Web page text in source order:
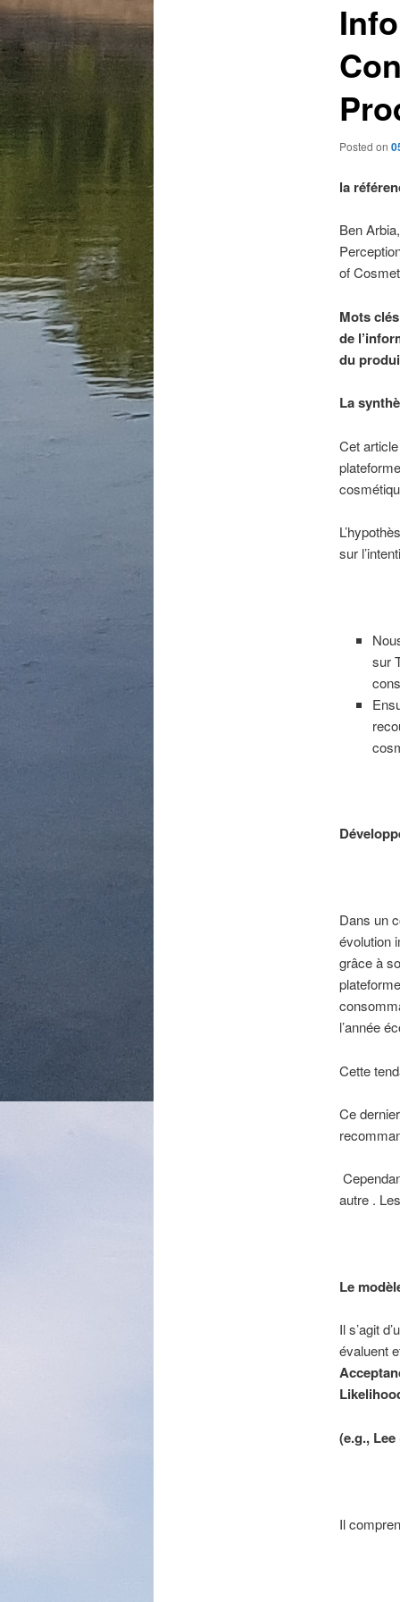
Posted on
la
Ben
of
Mots
de
du
La
Cet
sur
sur
Dans un
évolution
grâce à
l’année
Cette
Ce
autre .
Le
Il s’agit
évaluent
(e.g.,
Il